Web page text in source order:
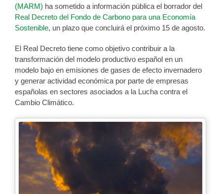
(MARM) ha sometido a información pública el borrador del
Real Decreto del Fondo de Carbono para una Economía
Sostenible, un plazo que concluirá el próximo 15 de agosto.
El Real Decreto tiene como objetivo contribuir a la
transformación del modelo productivo español en un
modelo bajo en emisiones de gases de efecto invernadero
y generar actividad económica por parte de empresas
españolas en sectores asociados a la Lucha contra el
Cambio Climático.